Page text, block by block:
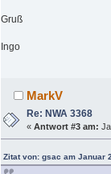
Gruß
Ingo
MarkV
Re: NWA 3368
«Antwort #3 am:
Zitat von: gsac am Januar